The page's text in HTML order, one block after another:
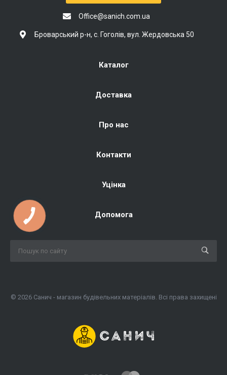
Office@sanich.com.ua
Броварський р-н, с. Гоголів, вул. Жердовська 50
Каталог
Доставка
Про нас
Контакти
Уцінка
Допомога
© 2026 Санич - магазин будівельних матеріалів. Всі права захищені